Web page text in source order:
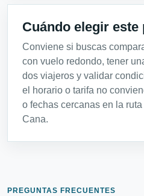
Cuándo elegir este
Conviene si buscas
con vuelo redondo, tener
dos viajeros y validar
el horario o tarifa no
o fechas cercanas en la
Cana.
PREGUNTAS FRECUENTES